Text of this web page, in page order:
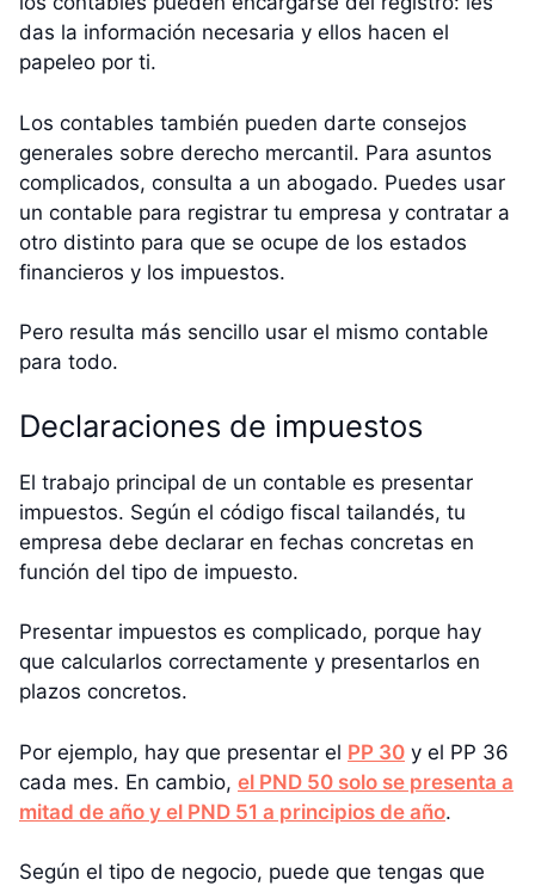
das la información necesaria y ellos hacen el
papeleo por ti.
Los contables también pueden darte consejos
generales sobre derecho mercantil. Para asuntos
complicados, consulta a un abogado. Puedes usar
un contable para registrar tu empresa y contratar a
otro distinto para que se ocupe de los estados
financieros y los impuestos.
Pero resulta más sencillo usar el mismo contable
para todo.
Declaraciones de impuestos
El trabajo principal de un contable es presentar
impuestos. Según el código fiscal tailandés, tu
empresa debe declarar en fechas concretas en
función del tipo de impuesto.
Presentar impuestos es complicado, porque hay
que calcularlos correctamente y presentarlos en
plazos concretos.
Por ejemplo, hay que presentar el PP 30 y el PP 36
cada mes. En cambio, el PND 50 solo se presenta a
mitad de año y el PND 51 a principios de año.
Según el tipo de negocio, puede que tengas que